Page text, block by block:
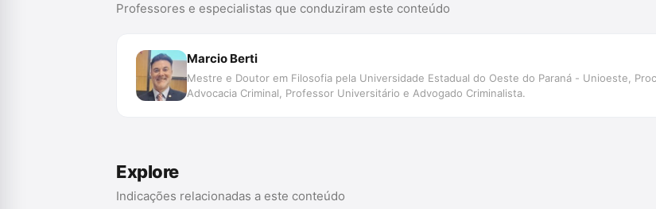
Professores e especialistas que conduziram este conteúdo
Marcio Berti
Mestre e Doutor em Filosofia pela Universidade Estadual do Oeste do Paraná - Unioeste,
Advocacia Criminal, Professor Universitário e Advogado Criminalista.
Explore
Indicações relacionadas a este conteúdo